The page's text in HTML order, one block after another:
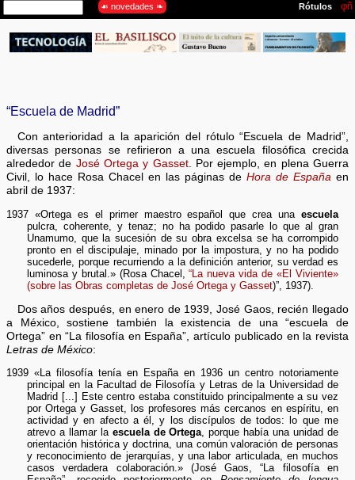
“Escuela de Madrid”
Con anterioridad a la aparición del rótulo “Escuela de Madrid”,
diversas personas se refirieron a una escuela filosófica crecida
alrededor de José Ortega y Gasset. Por ejemplo, en plena Guerra
Civil, lo hace Rosa Chacel en las páginas de Hora de Españaen
abril de 1937:
1937 «Ortega es el primer maestro español que crea una escuela
pulcra, coherente, y tenaz; no ha podido pasarle lo que al gran
Unamumo, que la sucesión de su obra excelsa se ha corrompido
pronto en el discipulaje, minado por la impostura, y no ha podido
sucederle, porque recurriendo a la definición anterior, su verdad es
luminosa y brutal.» (Rosa Chacel,“La nueva vida de «El Viviente»
(sobre las Obras completas de José Ortega y Gasset)”, 1937).
Dos años después, en enero de 1939, José Gaos, recién llegado
a México, sostiene también la existencia de una “escuela de
Ortega” en “La filosofía en España”, artículo publicado en la revista
Letras de México:
1939 «La filosofía tenía en España en 1936 un centro notoriamente
principal en la Facultad de Filosofía y Letras de la Universidad de
Madrid [...] Este centro estaba constituido principalmente a su vez
por Ortega y Gasset, los profesores más cercanos en espíritu, en
actividad y en afecto a él, y los discípulos de todos: lo que me
atrevo a llamar la escuela de Ortega, porque había una unidad de
orientación histórica y doctrina, una común valoración de personas
y reconocimiento de jerarquías, y una labor articulada, en muchos
casos verdadera colaboración.» (José Gaos, “La filosofía en